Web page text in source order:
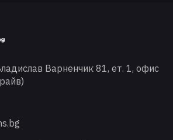
Варненчик 81, ет. 1, офис